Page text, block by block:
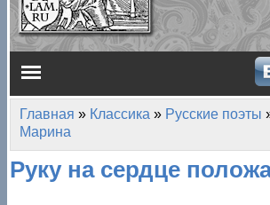
Главное меню
Вы здесь
Главная » Классика » Русские поэты
Марина
Руку на сердце